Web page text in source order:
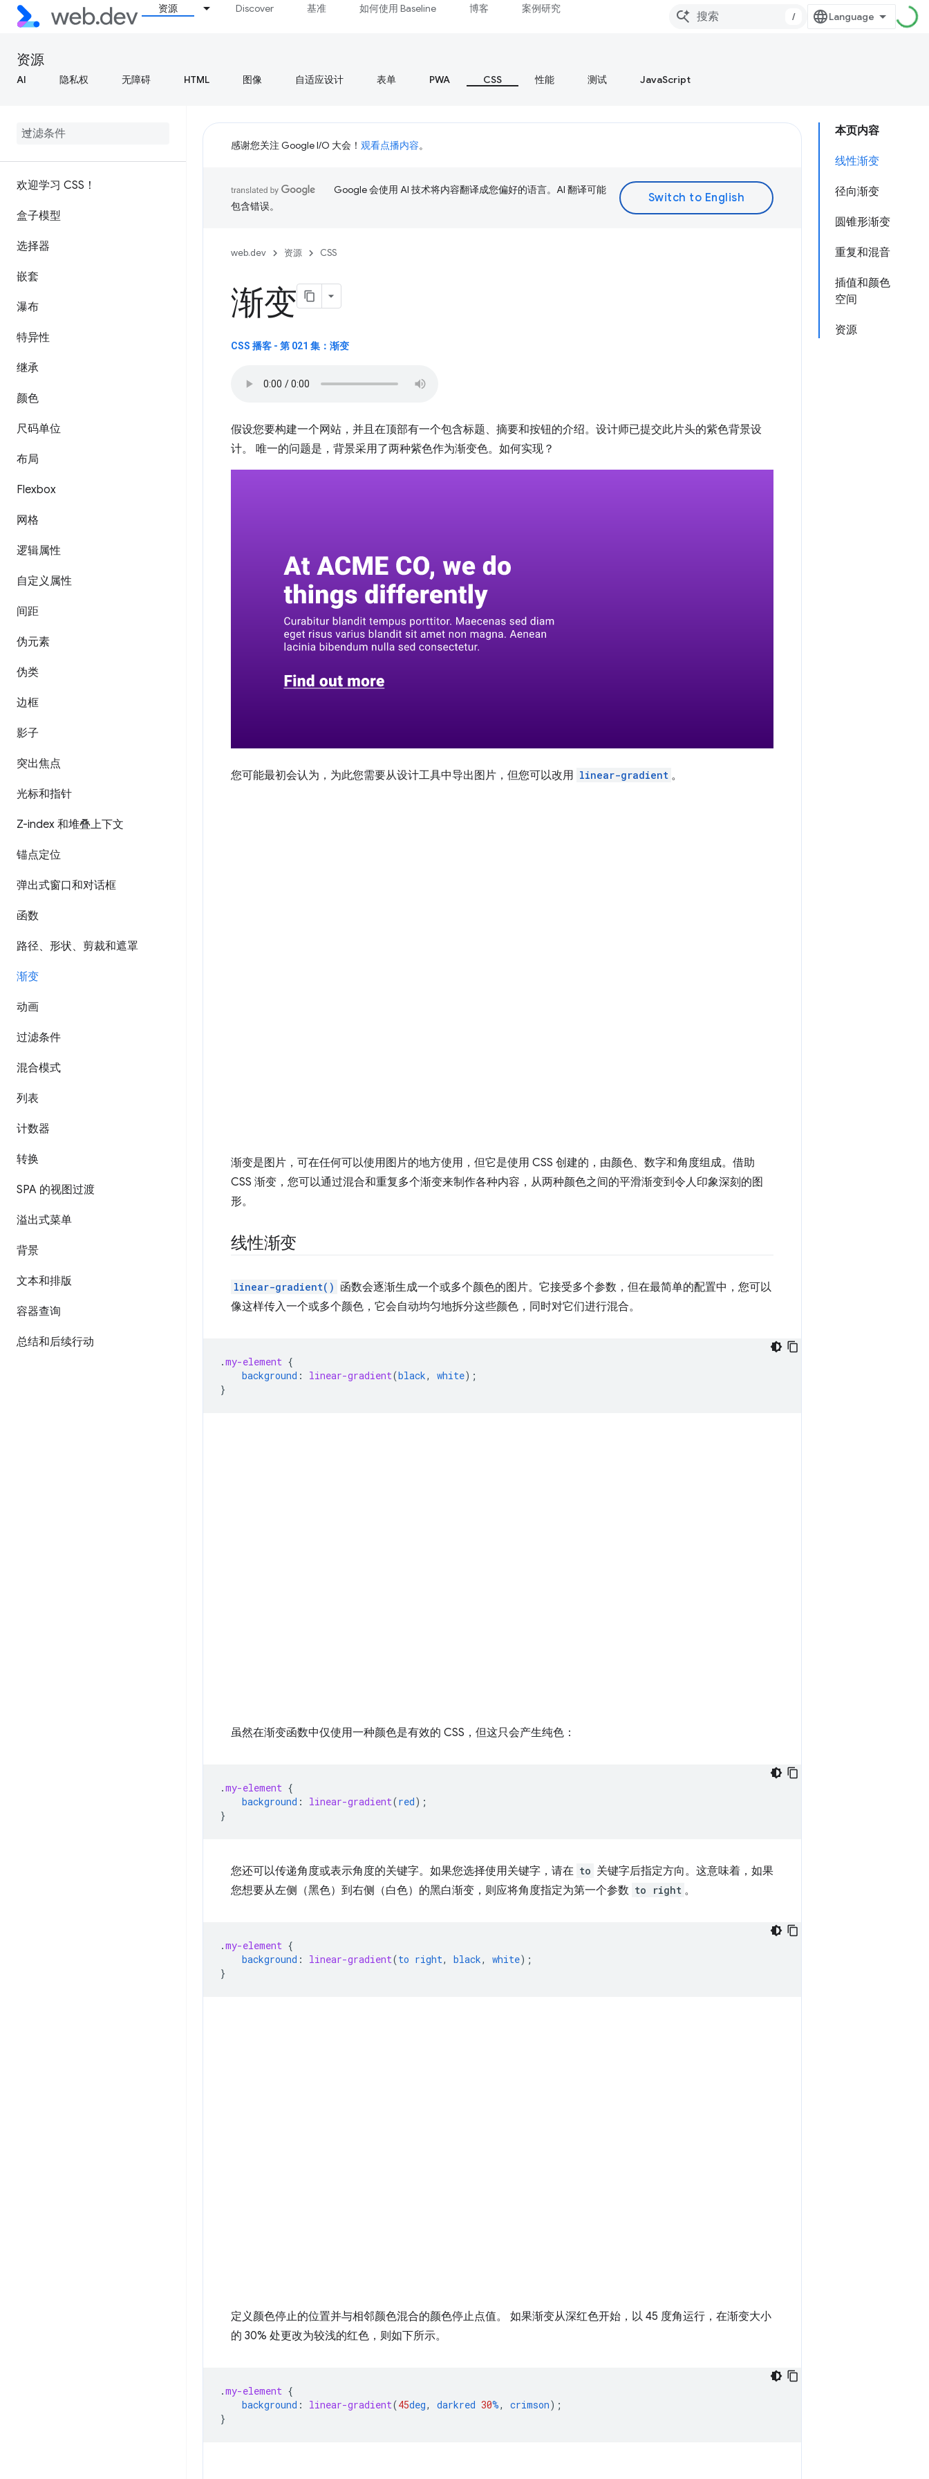
资源 Discover 基准 如何使用 Baseline 博客 案例研究
/
资源
AI 隐私权 无障碍 HTML 图像 自适应设计 表单 PWA CSS 性能 测试 JavaScript
欢迎学习 CSS！
盒子模型
选择器
嵌套
瀑布
特异性
继承
颜色
尺码单位
布局
Flexbox
网格
逻辑属性
自定义属性
间距
伪元素
伪类
边框
影子
突出焦点
光标和指针
Z-index 和堆叠上下文
锚点定位
弹出式窗口和对话框
函数
路径、形状、剪裁和遮罩
渐变
动画
过滤条件
混合模式
列表
计数器
转换
SPA 的视图过渡
溢出式菜单
背景
文本和排版
容器查询
总结和后续行动
本页内容
线性渐变
径向渐变
圆锥形渐变
重复和混音
插值和颜色
空间
资源
感谢您关注 Google I/O 大会！ 观看点播内容。
Google 会使用 AI 技术将内容翻译成您偏好的语言。AI 翻译可能
包含错误。
web.dev 资源 CSS
渐变
CSS 播客 - 第 021 集：渐变
假设您要构建一个网站，并且在顶部有一个包含标题、摘要和按钮的介绍。设计师已提交此片头的紫色背景设
计。 唯一的问题是，背景采用了两种紫色作为渐变色。如何实现？
您可能最初会认为，为此您需要从设计工具中导出图片，但您可以改用 linear-gradient 。
渐变是图片，可在任何可以使用图片的地方使用，但它是使用 CSS 创建的，由颜色、数字和角度组成。借助
CSS 渐变，您可以通过混合和重复多个渐变来制作各种内容，从两种颜色之间的平滑渐变到令人印象深刻的图
形。
线性渐变
linear-gradient() 函数会逐渐生成一个或多个颜色的图片。它接受多个参数，但在最简单的配置中，您可以
像这样传入一个或多个颜色，它会自动均匀地拆分这些颜色，同时对它们进行混合。
.my-element {
background : linear-gradient(black, white);
}
虽然在渐变函数中仅使用一种颜色是有效的 CSS，但这只会产生纯色：
.my-element {
background : linear-gradient(red);
}
您还可以传递角度或表示角度的关键字。如果您选择使用关键字，请在 to 关键字后指定方向。这意味着，如果
您想要从左侧（黑色）到右侧（白色）的黑白渐变，则应将角度指定为第一个参数 to right 。
.my-element {
background : linear-gradient(to right, black, white);
}
定义颜色停止的位置并与相邻颜色混合的颜色停止点值。 如果渐变从深红色开始，以 45 度角运行，在渐变大小
的 30% 处更改为较浅的红色，则如下所示。
.my-element {
background : linear-gradient(45deg, darkred 30%, crimson);
}